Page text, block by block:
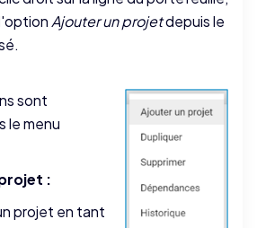
Ajouter un projetdepuis le
sont
le menu
:
projet en tant